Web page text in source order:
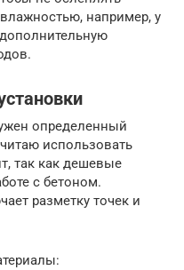
например, у
определенный
использовать
так как дешевые
с бетоном.
разметку точек и